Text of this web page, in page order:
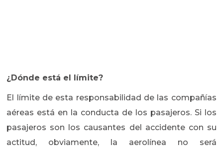
¿Dónde está el límite?
El límite de esta responsabilidad de las compañías
aéreas está en la conducta de los pasajeros. Si los
pasajeros son los causantes del accidente con su
actitud, obviamente, la aerolínea no será